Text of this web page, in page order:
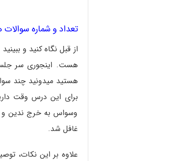
تعداد و شماره
از قبل نگاه کنید و
هستید میدونید چند
برای این درس وقت
وسواس به خرج ندین و
غافل شد.